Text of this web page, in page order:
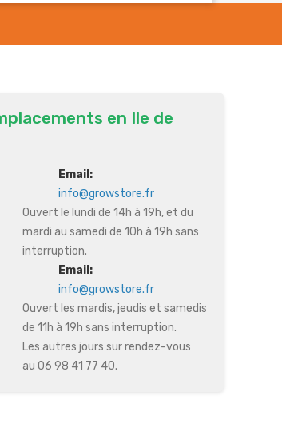
en Ile de
Email:
info@growstore.fr
Ouvert le lundi de 14h à 19h, et du
mardi au samedi de 10h à 19h sans
interruption.
Email:
info@growstore.fr
Ouvert les mardis, jeudis et samedis
de 11h à 19h sans interruption.
Les autres jours sur rendez-vous
au 06 98 41 77 40.